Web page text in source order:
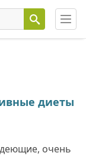
диеты
очень